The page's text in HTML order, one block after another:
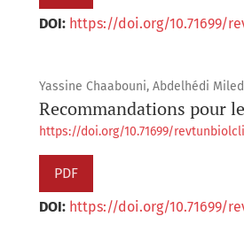
DOI: https://doi.org/10.71699/
Yassine Chaabouni, Abdelhédi Miled
Recommandations pour
https://doi.org/10.71699/
PDF
DOI: https://doi.org/10.71699/